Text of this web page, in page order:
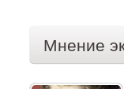
Мнение